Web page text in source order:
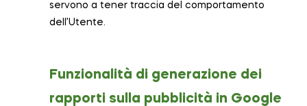
servono a tener traccia del comportamento
dell’Utente.
Funzionalità di generazione dei
rapporti sulla pubblicità in Google